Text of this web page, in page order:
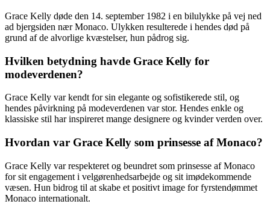
Grace Kelly døde den 14. september 1982 i en bilulykke på vej ned
ad bjergsiden nær Monaco. Ulykken resulterede i hendes død på
grund af de alvorlige kvæstelser, hun pådrog sig.
Hvilken betydning havde Grace Kelly for
modeverdenen?
Grace Kelly var kendt for sin elegante og sofistikerede stil, og
hendes påvirkning på modeverdenen var stor. Hendes enkle og
klassiske stil har inspireret mange designere og kvinder verden over.
Hvordan var Grace Kelly som prinsesse af Monaco?
Grace Kelly var respekteret og beundret som prinsesse af Monaco
for sit engagement i velgørenhedsarbejde og sit imødekommende
væsen. Hun bidrog til at skabe et positivt image for fyrstendømmet
Monaco internationalt.